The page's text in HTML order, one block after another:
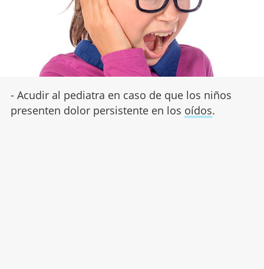
- Acudir al pediatra en caso de que los niños
presenten dolor persistente en los oídos.